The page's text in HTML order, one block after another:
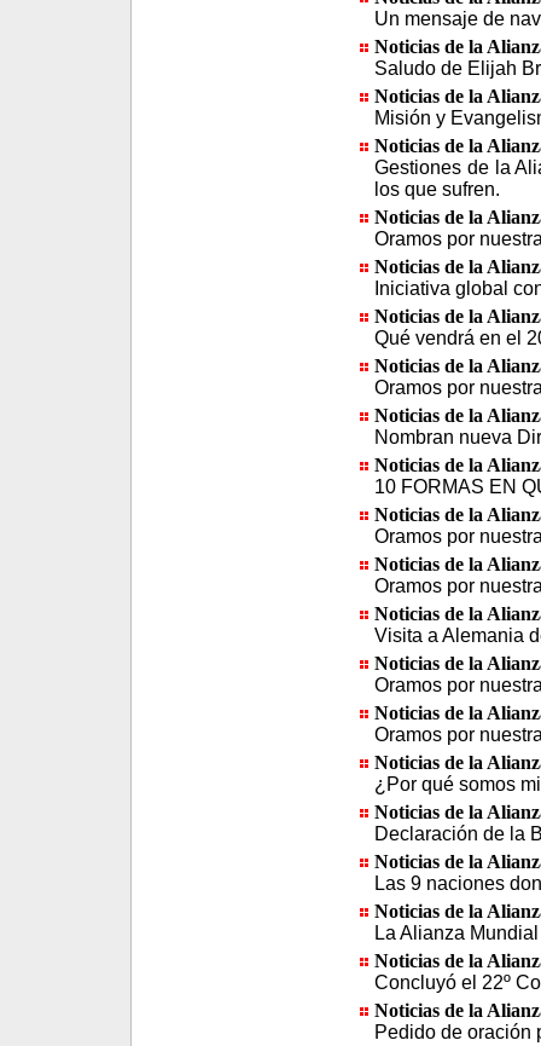
Un mensaje de
Noticias de la
Saludo de Elijah
Noticias de la
Misión y
Noticias de la
Gestiones de la
los que sufren.
Noticias de la
Oramos por
Noticias de la
Iniciativa global
Noticias de la
Qué vendrá en el
Noticias de la
Oramos por
Noticias de la
Nombran nueva
Noticias de la
10 FORMAS EN
Noticias de la
Oramos por
Noticias de la
Oramos por
Noticias de la
Visita a Alemania
Noticias de la
Oramos por
Noticias de la
Oramos por
Noticias de la
¿Por qué somos
Noticias de la
Declaración de la
Noticias de la
Las 9 naciones
Noticias de la
La Alianza
Noticias de la
Concluyó el 22º
Noticias de la
Pedido de oración